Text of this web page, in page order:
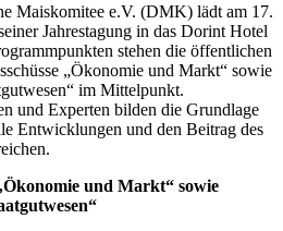
Maiskomitee e.V. (DMK) lädt am 17.
Jahrestagung in das Dorint Hotel
stehen die öffentlichen
„Ökonomie und Markt“ sowie
im Mittelpunkt.
und Experten bilden die Grundlage
Entwicklungen und den Beitrag des
und Markt“ sowie